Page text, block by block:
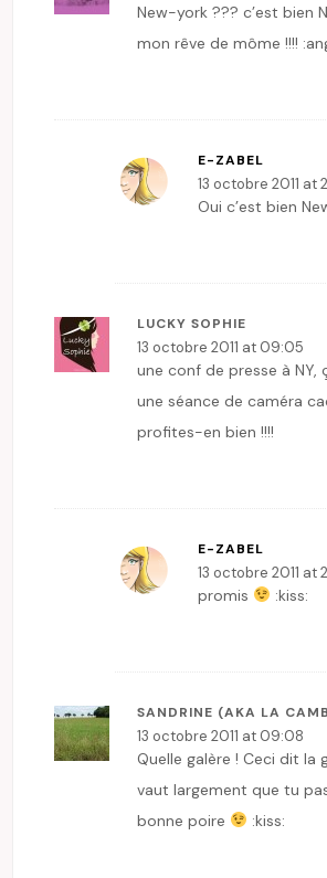
New-york ??? c’est bien
mon rêve de môme !!!!
E-ZABEL
13 octobre 2011 at
Oui c’est bien
LUCKY SOPHIE
13 octobre 2011 at 09:05
une conf de presse à NY,
une séance de caméra
profites-en bien !!!!
E-ZABEL
13 octobre 2011 at
promis :kiss:
SANDRINE (AKA LA
13 octobre 2011 at 09:08
Quelle galère ! Ceci dit la
vaut largement que tu
bonne poire
:kiss: